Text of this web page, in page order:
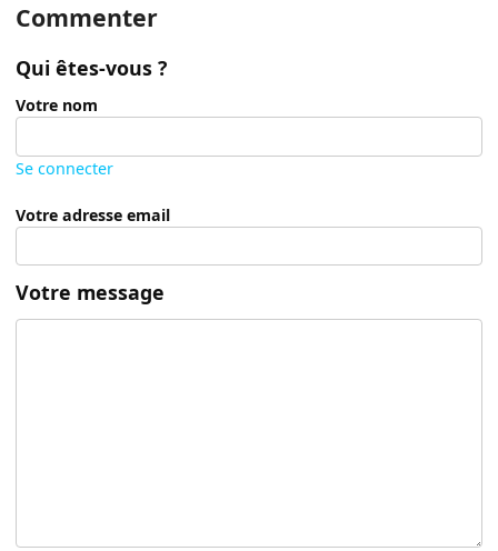
Commenter
Qui êtes-vous ?
Votre nom
Se connecter
Votre adresse email
Votre message